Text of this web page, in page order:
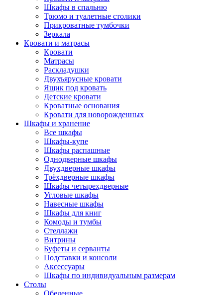
Шкафы в спальню
Трюмо и туалетные столики
Прикроватные тумбочки
Зеркала
Кровати и матрасы
Кровати
Матрасы
Раскладушки
Двухъярусные кровати
Ящик под кровать
Детские кровати
Кроватные основания
Кровати для новорожденных
Шкафы и хранение
Все шкафы
Шкафы-купе
Шкафы распашные
Однодверные шкафы
Двухдверные шкафы
Трёхдверные шкафы
Шкафы четырехдверные
Угловые шкафы
Навесные шкафы
Шкафы для книг
Комоды и тумбы
Стеллажи
Витрины
Буфеты и серванты
Подставки и консоли
Аксессуары
Шкафы по индивидуальным размерам
Столы